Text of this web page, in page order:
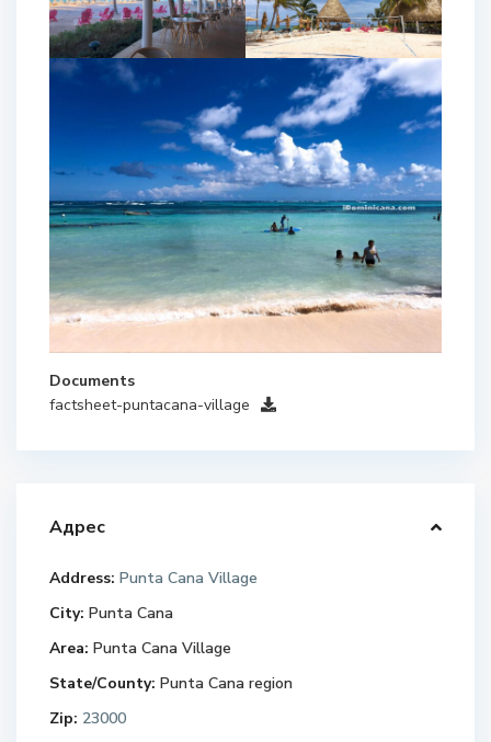
Documents
factsheet-puntacana-village
Адрес
Address: Punta Cana Village
City: Punta Cana
Area: Punta Cana Village
State/County: Punta Cana region
Zip: 23000